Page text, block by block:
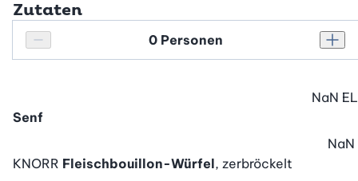
Zutaten
Personenanzahl verringern
Personenanzahl
Senf
NaN EL
KNORR Fleischbouillon-Würfel, zerbröckelt
NaN